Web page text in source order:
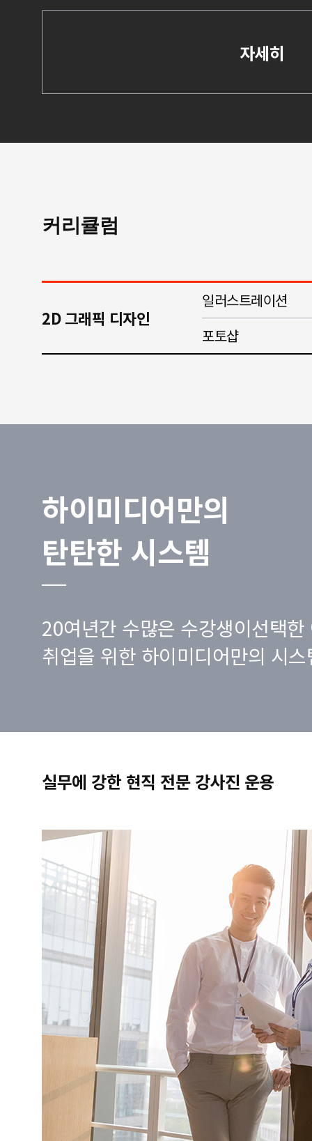
자세히
커리큘럼
2D 그래픽 디자인
일러스트레이션
포토샵
하이미디어만의
탄탄한 시스템
20여년간 수많은 수강생이선택한
취업을 위한 하이미디어만의 시
실무에 강한 현직 전문 강사진 운용